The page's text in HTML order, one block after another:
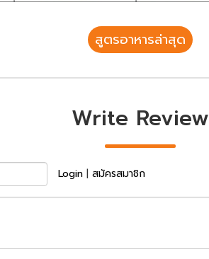
สูตรอาหารล่าสุด
Write Review
Login | สมัครสมาชิก